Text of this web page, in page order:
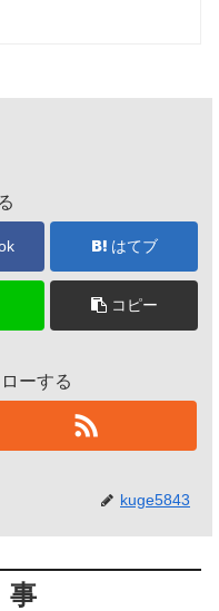
はてブ
コピー
ーする
kuge5843